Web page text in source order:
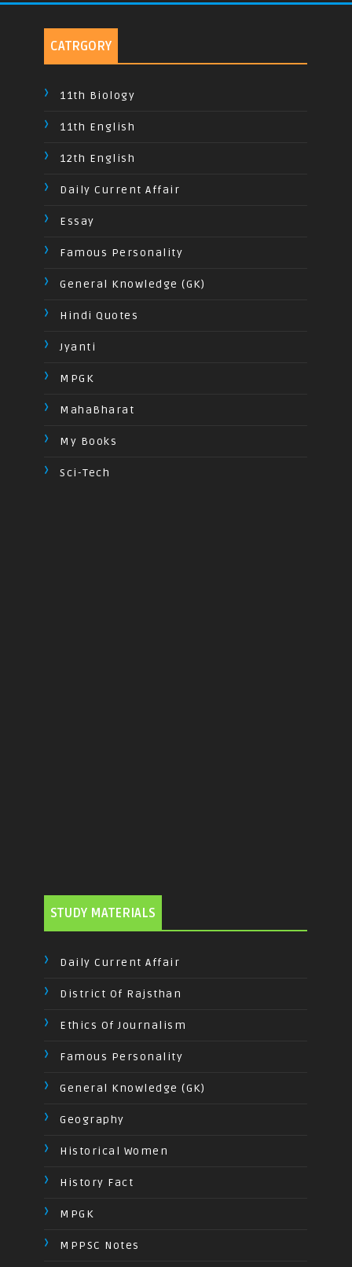
CATRGORY
11th Biology
11th English
12th English
Daily Current Affair
Essay
Famous Personality
General Knowledge (GK)
Hindi Quotes
Jyanti
MPGK
MahaBharat
My Books
Sci-Tech
STUDY MATERIALS
Daily Current Affair
District Of Rajsthan
Ethics Of Journalism
Famous Personality
General Knowledge (GK)
Geography
Historical Women
History Fact
MPGK
MPPSC Notes